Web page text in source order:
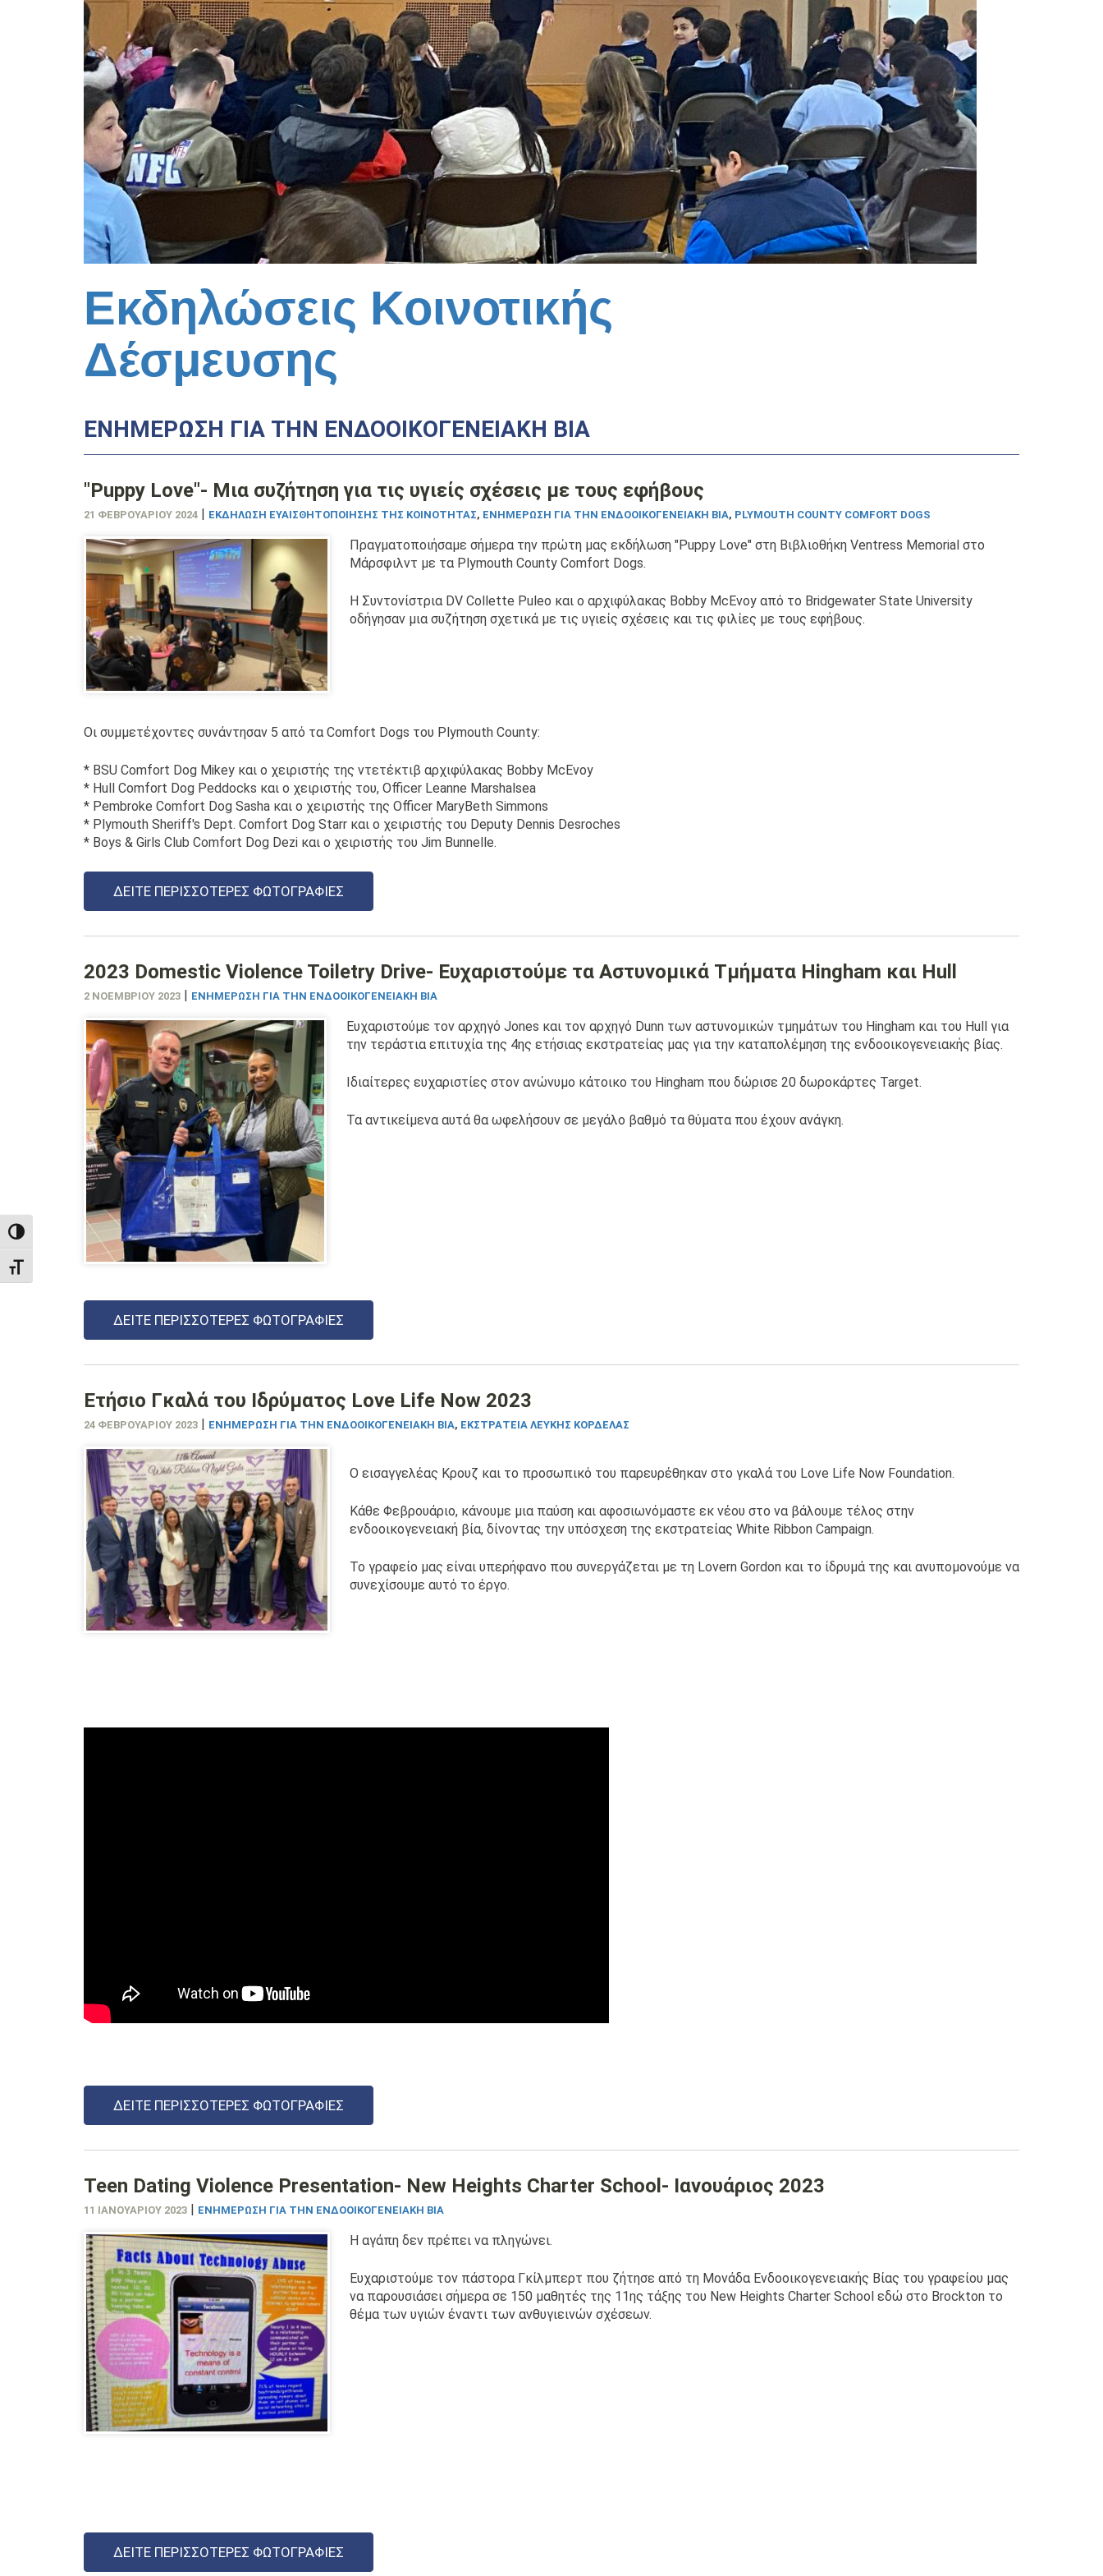
TOGGLE HIGH CONTRAST
TOGGLE FONT SIZE
Εκδηλώσεις Κοινοτικής
Δέσμευσης
ΕΝΗΜΈΡΩΣΗ ΓΙΑ ΤΗΝ ΕΝΔΟΟΙΚΟΓΕΝΕΙΑΚΉ ΒΊΑ
"Puppy Love"- Μια συζήτηση για τις υγιείς σχέσεις με τους εφήβους
21 ΦΕΒΡΟΥΑΡΊΟΥ 2024 | ΕΚΔΉΛΩΣΗ ΕΥΑΙΣΘΗΤΟΠΟΊΗΣΗΣ ΤΗΣ ΚΟΙΝΌΤΗΤΑΣ, ΕΝΗΜΈΡΩΣΗ ΓΙΑ ΤΗΝ ΕΝΔΟΟΙΚΟΓΕΝΕΙΑΚΉ ΒΊΑ, PLYMOUTH COUNTY COMFORT DOGS
Πραγματοποιήσαμε σήμερα την πρώτη μας εκδήλωση "Puppy Love" στη Βιβλιοθήκη Ventress Memorial στο
Μάρσφιλντ με τα Plymouth County Comfort Dogs.
Η Συντονίστρια DV Collette Puleo και ο αρχιφύλακας Bobby McEvoy από το Bridgewater State University
οδήγησαν μια συζήτηση σχετικά με τις υγιείς σχέσεις και τις φιλίες με τους εφήβους.
Οι συμμετέχοντες συνάντησαν 5 από τα Comfort Dogs του Plymouth County:
* BSU Comfort Dog Mikey και ο χειριστής της ντετέκτιβ αρχιφύλακας Bobby McEvoy
* Hull Comfort Dog Peddocks και ο χειριστής του, Officer Leanne Marshalsea
* Pembroke Comfort Dog Sasha και ο χειριστής της Officer MaryBeth Simmons
* Plymouth Sheriff's Dept. Comfort Dog Starr και ο χειριστής του Deputy Dennis Desroches
* Boys & Girls Club Comfort Dog Dezi και ο χειριστής του Jim Bunnelle.
ΔΕΊΤΕ ΠΕΡΙΣΣΌΤΕΡΕΣ ΦΩΤΟΓΡΑΦΊΕΣ
2023 Domestic Violence Toiletry Drive- Ευχαριστούμε τα Αστυνομικά Τμήματα Hingham και Hull
2 ΝΟΕΜΒΡΊΟΥ 2023 | ΕΝΗΜΈΡΩΣΗ ΓΙΑ ΤΗΝ ΕΝΔΟΟΙΚΟΓΕΝΕΙΑΚΉ ΒΊΑ
Ευχαριστούμε τον αρχηγό Jones και τον αρχηγό Dunn των αστυνομικών τμημάτων του Hingham και του Hull για
την τεράστια επιτυχία της 4ης ετήσιας εκστρατείας μας για την καταπολέμηση της ενδοοικογενειακής βίας.
Ιδιαίτερες ευχαριστίες στον ανώνυμο κάτοικο του Hingham που δώρισε 20 δωροκάρτες Target.
Τα αντικείμενα αυτά θα ωφελήσουν σε μεγάλο βαθμό τα θύματα που έχουν ανάγκη.
ΔΕΊΤΕ ΠΕΡΙΣΣΌΤΕΡΕΣ ΦΩΤΟΓΡΑΦΊΕΣ
Ετήσιο Γκαλά του Ιδρύματος Love Life Now 2023
24 ΦΕΒΡΟΥΑΡΊΟΥ 2023 | ΕΝΗΜΈΡΩΣΗ ΓΙΑ ΤΗΝ ΕΝΔΟΟΙΚΟΓΕΝΕΙΑΚΉ ΒΊΑ, ΕΚΣΤΡΑΤΕΊΑ ΛΕΥΚΉΣ ΚΟΡΔΈΛΑΣ
Ο εισαγγελέας Κρουζ και το προσωπικό του παρευρέθηκαν στο γκαλά του Love Life Now Foundation.
Κάθε Φεβρουάριο, κάνουμε μια παύση και αφοσιωνόμαστε εκ νέου στο να βάλουμε τέλος στην
ενδοοικογενειακή βία, δίνοντας την υπόσχεση της εκστρατείας White Ribbon Campaign.
Το γραφείο μας είναι υπερήφανο που συνεργάζεται με τη Lovern Gordon και το ίδρυμά της και ανυπομονούμε να
συνεχίσουμε αυτό το έργο.
ΔΕΊΤΕ ΠΕΡΙΣΣΌΤΕΡΕΣ ΦΩΤΟΓΡΑΦΊΕΣ
Teen Dating Violence Presentation- New Heights Charter School- Ιανουάριος 2023
11 ΙΑΝΟΥΑΡΊΟΥ 2023 | ΕΝΗΜΈΡΩΣΗ ΓΙΑ ΤΗΝ ΕΝΔΟΟΙΚΟΓΕΝΕΙΑΚΉ ΒΊΑ
Η αγάπη δεν πρέπει να πληγώνει.
Ευχαριστούμε τον πάστορα Γκίλμπερτ που ζήτησε από τη Μονάδα Ενδοοικογενειακής Βίας του γραφείου μας
να παρουσιάσει σήμερα σε 150 μαθητές της 11ης τάξης του New Heights Charter School εδώ στο Brockton το
θέμα των υγιών έναντι των ανθυγιεινών σχέσεων.
ΔΕΊΤΕ ΠΕΡΙΣΣΌΤΕΡΕΣ ΦΩΤΟΓΡΑΦΊΕΣ